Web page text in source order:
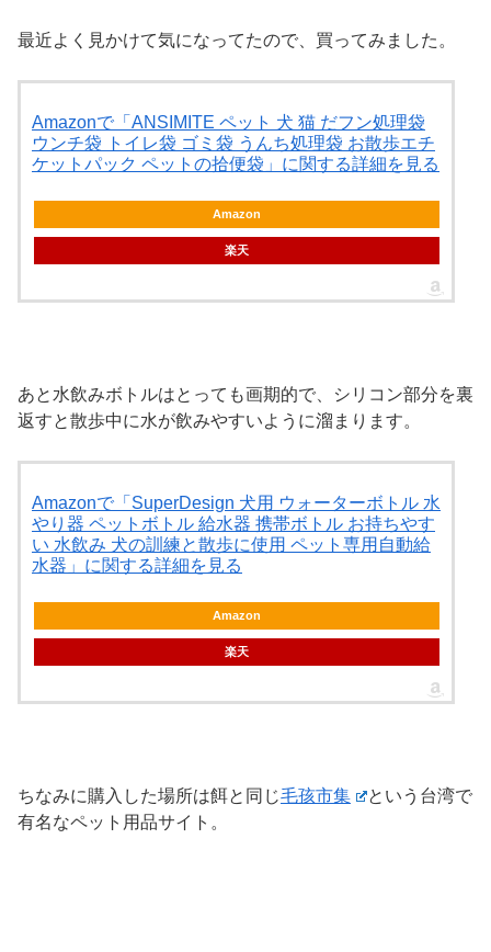
最近よく見かけて気になってたので、買ってみました。
Amazonで「ANSIMITE ペット 犬 猫 だフン処理袋
ウンチ袋 トイレ袋 ゴミ袋 うんち処理袋 お散歩エチ
ケットパック ペットの拾便袋」に関する詳細を見る
Amazon
楽天
あと水飲みボトルはとっても画期的で、シリコン部分を裏
返すと散歩中に水が飲みやすいように溜まります。
Amazonで「SuperDesign 犬用 ウォーターボトル 水
やり器 ペットボトル 給水器 携帯ボトル お持ちやす
い 水飲み 犬の訓練と散歩に使用 ペット専用自動給
水器」に関する詳細を見る
Amazon
楽天
ちなみに購入した場所は餌と同じ毛孩市集
という台湾で
有名なペット用品サイト。